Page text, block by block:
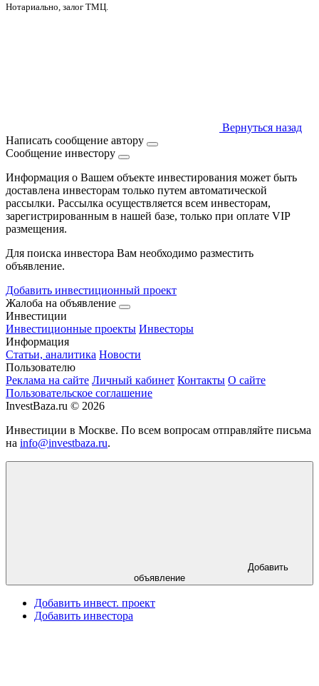
Нотариально, залог ТМЦ.
Вернуться назад
Написать сообщение автору
Сообщение инвестору
Информация о Вашем объекте инвестирования может быть
доставлена инвесторам только путем автоматической
рассылки. Рассылка осуществляется всем инвесторам,
зарегистрированным в нашей базе, только при оплате VIP
размещения.
Для поиска инвестора Вам необходимо разместить
объявление.
Добавить инвестиционный проект
Жалоба на объявление
Инвестиции
Инвестиционные проекты Инвесторы
Информация
Статьи, аналитика Новости
Пользователю
Реклама на сайте Личный кабинет Контакты О сайте
Пользовательское соглашение
InvestBaza.ru © 2026
Инвестиции в Москве. По всем вопросам отправляйте письма
на info@investbaza.ru.
Добавить
объявление
Добавить инвест. проект
Добавить инвестора